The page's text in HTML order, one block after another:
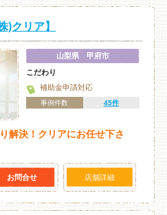
)クリア】
山梨県 甲府市
こだわり
補助金申請対応
事例件数 45件
解決！クリアにお任せ下さ
お問合せ 店舗詳細